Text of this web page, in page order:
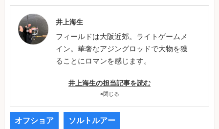
井上海生
フィールドは大阪近郊。ライトゲームメ
イン。華奢なアジングロッドで大物を獲
ることにロマンを感じます。
井上海生の担当記事を読む
×閉じる
オフショア ソルトルアー